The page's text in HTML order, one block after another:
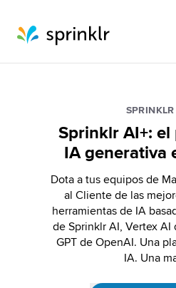
Sprinklr AI+: el
IA generativa
Dota a tus equipos de
al Cliente de las
herramientas de IA
de Sprinklr AI, Vertex
GPT de OpenAI. Una
IA. Una